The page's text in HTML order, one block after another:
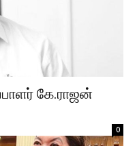
கே.ராஜன்
0